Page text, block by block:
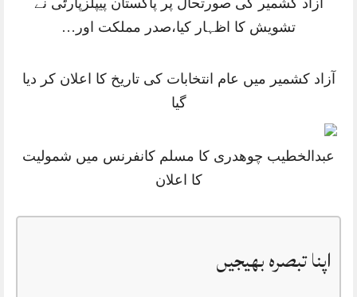
آزاد کشمیر کی صورتحال پر پاکستان پیپلزپارٹی نے
تشویش کا اظہار کیا،صدر مملکت اور…
آزاد کشمیر میں عام انتخابات کی تاریخ کا اعلان کر دیا
گیا
عبدالخطیب چوھدری کا مسلم کانفرنس میں شمولیت
کا اعلان
اپنا تبصرہ بھیجیں